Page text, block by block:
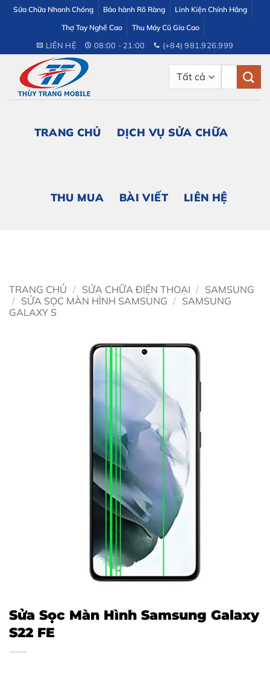
dung
Sửa Chữa Nhanh Chóng Bảo hành Rõ Ràng
Linh Kiện Chính Hãng
Thợ Tay Nghề Cao
Thu Máy Cũ Gía Cao
LIÊN HỆ 08:00 - 21:00 (+84) 981.926.999
TRANG CHỦ DỊCH VỤ SỬA CHỮA
THU MUA BÀI VIẾT LIÊN HỆ
TRANG CHỦ / SỬA CHỮA ĐIỆN THOẠI / SAMSUNG
/ SỬA SỌC MÀN HÌNH SAMSUNG / SAMSUNG
GALAXY S
Sửa Sọc Màn Hình Samsung Galaxy
S22 FE